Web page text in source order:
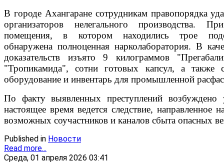
В городе Ахангаране сотрудникам правопорядка
организаторов нелегального производства.
помещения, в котором находились трое
обнаружена полноценная нарколаборатория. В
доказательств изъято 9 килограммов
"Тропикамида", сотни готовых капсул, а также
оборудование и инвентарь для промышленной
По факту выявленных преступлений возбуждено
настоящее время ведется следствие, направленное
возможных соучастников и каналов сбыта опасных
Published in Новости
Read more...
Среда, 01 апреля 2026 03:41